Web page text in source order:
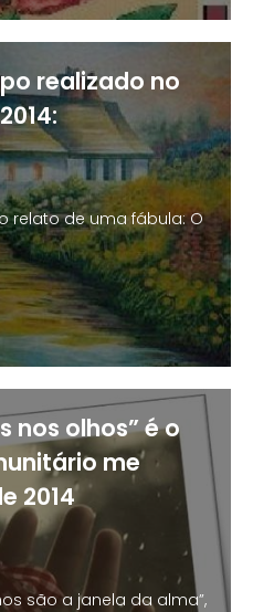
realizado no
Comentário
relato de uma fábula: O
nos olhos” é o
me
2014
Nenhum Comentário
são a janela da alma”,